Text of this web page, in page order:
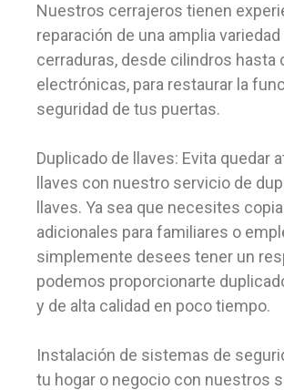
Nuestros cerrajeros tienen
reparación de una amplia variedad
cerraduras, desde cilindros hasta
electrónicas, para restaurar la
seguridad de tus puertas.
Duplicado de llaves: Evita quedar
llaves con nuestro servicio de
llaves. Ya sea que necesites
adicionales para familiares o
simplemente desees tener un
podemos proporcionarte
y de alta calidad en poco tiempo.
Instalación de sistemas de
tu hogar o negocio con nuestros